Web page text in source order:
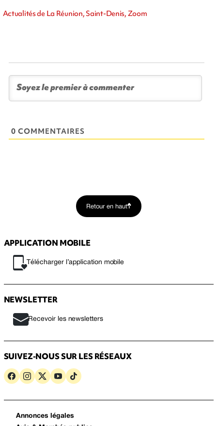
Actualités de La Réunion, Saint-Denis, Zoom
0 COMMENTAIRES
Retour en haut
APPLICATION MOBILE
Télécharger l’application mobile
NEWSLETTER
Recevoir les newsletters
SUIVEZ-NOUS SUR LES RÉSEAUX
Annonces légales